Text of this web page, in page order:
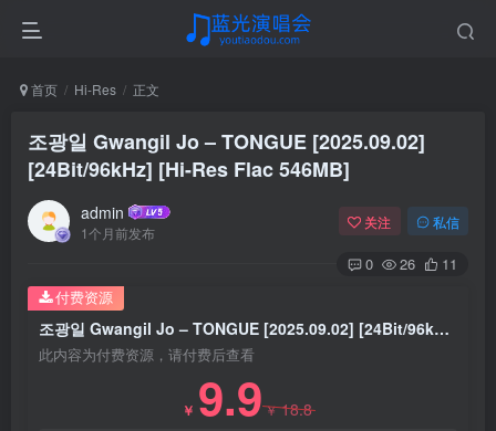
首页 Hi-Res 正文
조광일 Gwangil Jo – TONGUE [2025.09.02]
[24Bit/96kHz] [Hi-Res Flac 546MB]
admin
1个月前发布
关注 私信
0 26 11
조광일 Gwangil Jo – TONGUE [2025.09.02] [24Bit/96kHz] [Hi-Res Flac 546MB]
此内容为付费资源，请付费后查看
￥ 9.9￥18.8
付费资源